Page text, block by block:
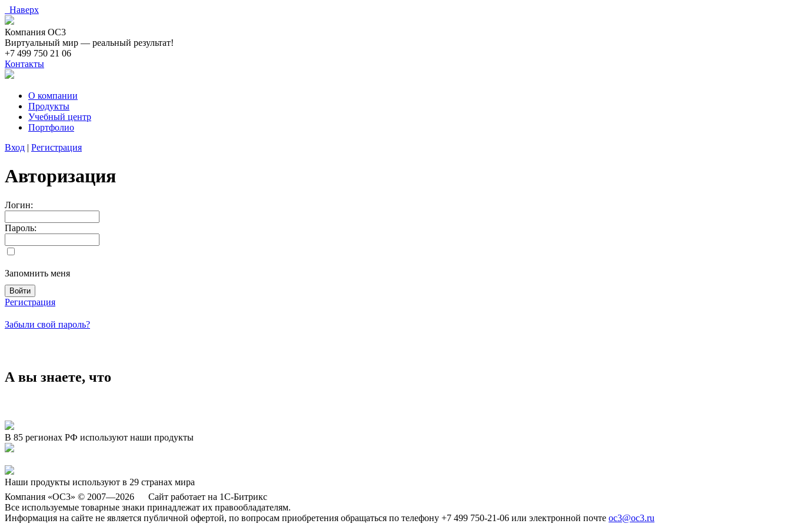
Наверх
Компания ОС3
Виртуальный мир — реальный результат!
+7 499 750 21 06
Контакты
О компании
Продукты
Учебный центр
Портфолио
Вход | Регистрация
Авторизация
Логин:
Пароль:
Запомнить меня
Регистрация
Забыли свой пароль?
А вы знаете, что
В 85 регионах РФ используют наши продукты
Наши продукты используют в 29 странах мира
Компания «ОС3» © 2007—2026 Сайт работает на 1С-Битрикс
Все используемые товарные знаки принадлежат их правообладателям.
Информация на сайте не является публичной офертой, по вопросам приобретения обращаться по телефону +7 499 750-21-06 или электронной почте oc3@oc3.ru